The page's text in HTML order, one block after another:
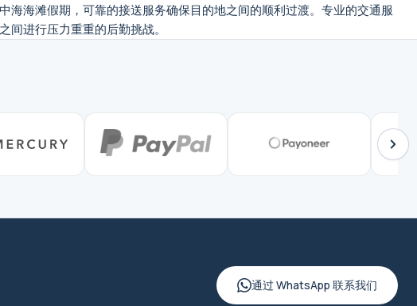
海滩假期，可靠的接送服务确保目的地之间的顺利过渡。专业的交通服
进行压力重重的后勤挑战。
通过 WhatsApp 联系我们